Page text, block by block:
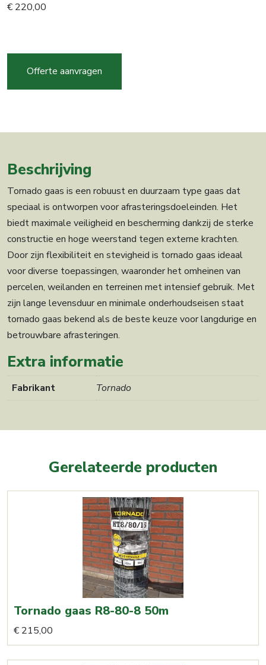
€ 220,00
Offerte aanvragen
Beschrijving
Tornado gaas is een robuust en duurzaam type gaas dat
speciaal is ontworpen voor afrasteringsdoeleinden. Het
biedt maximale veiligheid en bescherming dankzij de sterke
constructie en hoge weerstand tegen externe krachten.
Door zijn flexibiliteit en stevigheid is tornado gaas ideaal
voor diverse toepassingen, waaronder het omheinen van
percelen, weilanden en terreinen met intensief gebruik. Met
zijn lange levensduur en minimale onderhoudseisen staat
tornado gaas bekend als de beste keuze voor langdurige en
betrouwbare afrasteringen.
Extra informatie
Fabrikant Tornado
Gerelateerde producten
Tornado gaas R8-80-8 50m
€ 215,00